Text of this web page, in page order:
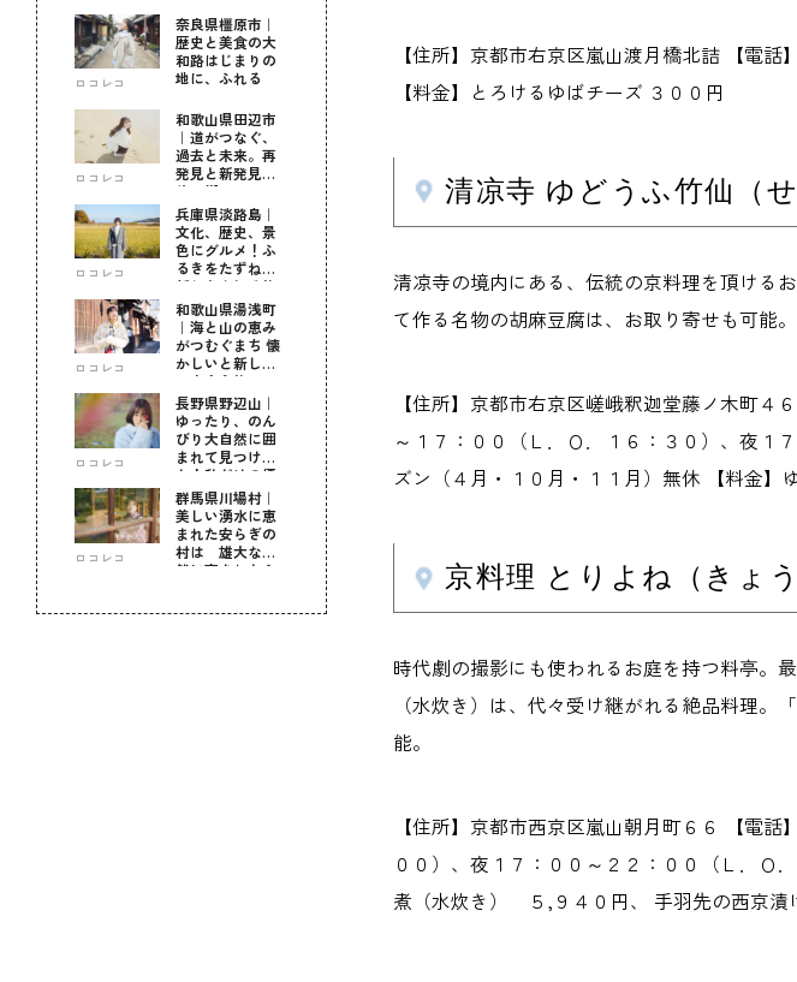
ロコレコ
奈良県橿原市｜
歴史と美食の大
和路はじまりの
地に、ふれる
ロコレコ
和歌山県田辺市
｜道がつなぐ、
過去と未来。再
発見と新発見の
待つ街へ
ロコレコ
兵庫県淡路島｜
文化、歴史、景
色にグルメ！ふ
るきをたずねて
新しきを知る旅
ロコレコ
和歌山県湯浅町
｜海と山の恵み
がつむぐまち 懐
かしいと新しい
に出会う旅
ロコレコ
長野県野辺山｜
ゆったり、のん
びり大自然に囲
まれて見つけ
た！私だけの優
しい自分時間
ロコレコ
群馬県川場村｜
美しい湧水に恵
まれた安らぎの
村は 雄大な自
然に育まれた心
【住所】京都市右京区嵐山渡月橋北詰 【電
【料金】とろけるゆばチーズ ３００円
清凉寺 ゆどうふ竹仙（
清凉寺の境内にある、伝統の京料理を頂ける
て作る名物の胡麻豆腐は、お取り寄せも可能。
【住所】京都市右京区嵯峨釈迦堂藤ノ木町
～１７：００（Ｌ．Ｏ．１６：３０）、夜
ズン（４月・１０月・１１月）無休 【料金】
京料理 とりよね（きょ
時代劇の撮影にも使われるお庭を持つ料亭。
（水炊き）は、代々受け継がれる絶品料理
能。
【住所】京都市西京区嵐山朝月町６６ 【電
００）、夜１７：００～２２：００（Ｌ．Ｏ
煮（水炊き） ５,９４０円、 手羽先の西京